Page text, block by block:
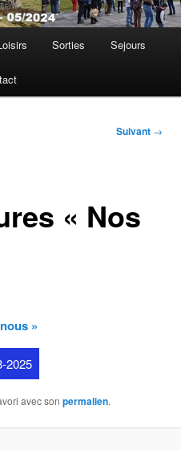
Sorties Sejours
Suivant →
« Nos
»
2025
avec sonpermalien.